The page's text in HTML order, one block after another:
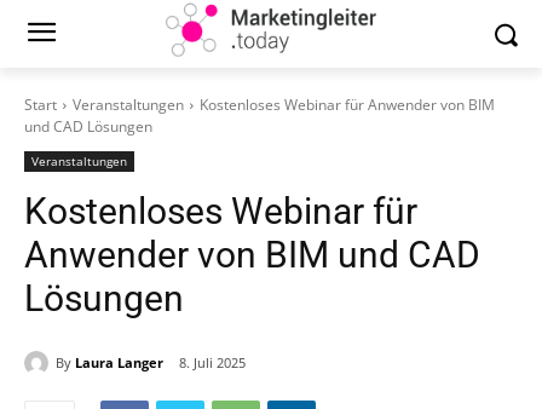
Start Veranstaltungen
Kostenloses Webinar für Anwender von BIM
und CAD Lösungen
Veranstaltungen
Kostenloses Webinar für
Anwender von BIM und CAD
Lösungen
By Laura Langer 8. Juli 2025